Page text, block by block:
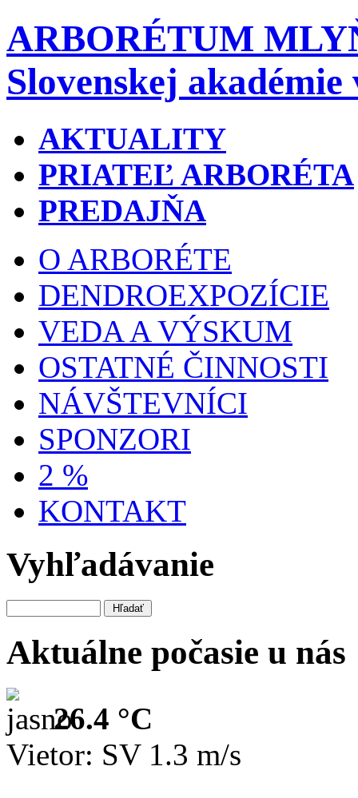
ARBORÉTUM
Slovenskej akadémie
AKTUALITY
PRIATEĽ ARBORÉTA
PREDAJŇA
O ARBORÉTE
DENDROEXPOZÍCIE
VEDA A VÝSKUM
OSTATNÉ ČINNOSTI
NÁVŠTEVNÍCI
SPONZORI
2 %
KONTAKT
Vyhľadávanie
Aktuálne počasie u nás
26.4 °C
Vietor: SV 1.3 m/s